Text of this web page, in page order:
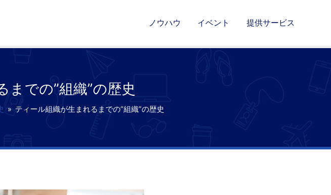
ノウハウ イベント 提供サービス
までの”組織”の歴史
» ティール組織が生まれるまでの”組織”の歴史